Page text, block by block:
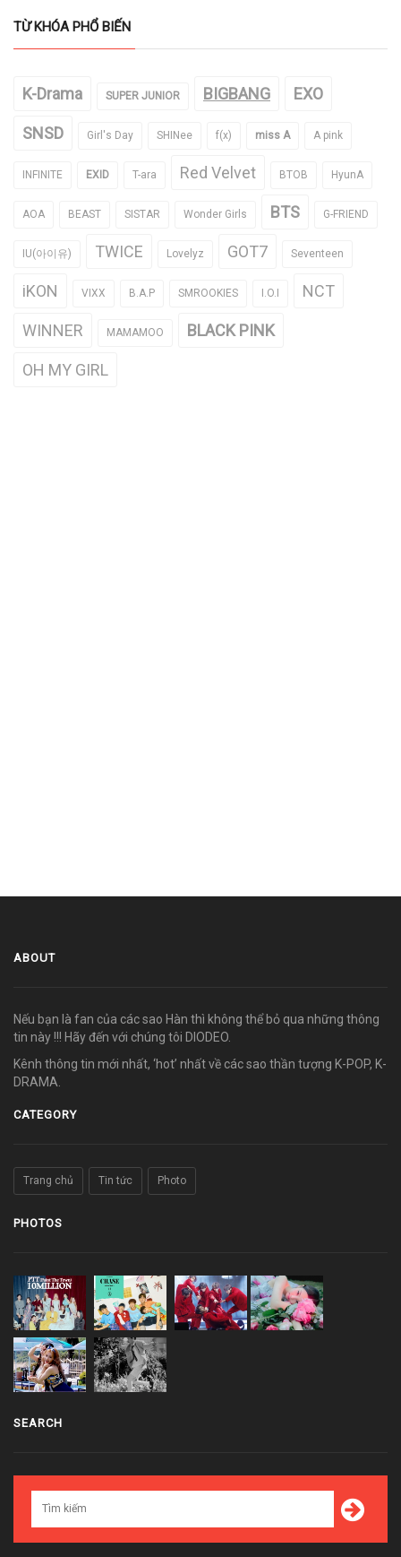
TỪ KHÓA PHỔ BIẾN
K-Drama SUPER JUNIOR BIGBANG EXO
SNSD Girl's Day SHINee f(x) miss A A pink
INFINITE EXID T-ara Red Velvet BTOB HyunA
AOA BEAST SISTAR Wonder Girls BTS G-FRIEND
IU(아이유) TWICE Lovelyz GOT7 Seventeen
iKON VIXX B.A.P SMROOKIES I.O.I NCT
WINNER MAMAMOO BLACK PINK
OH MY GIRL
ABOUT
Nếu bạn là fan của các sao Hàn thì không thể bỏ qua những thông
tin này !!! Hãy đến với chúng tôi DIODEO.
Kênh thông tin mới nhất, ‘hot’ nhất về các sao thần tượng K-POP, K-
DRAMA.
CATEGORY
Trang chủ Tin tức Photo
PHOTOS
SEARCH